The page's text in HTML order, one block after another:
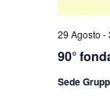
90°
29 Agosto -
Sede